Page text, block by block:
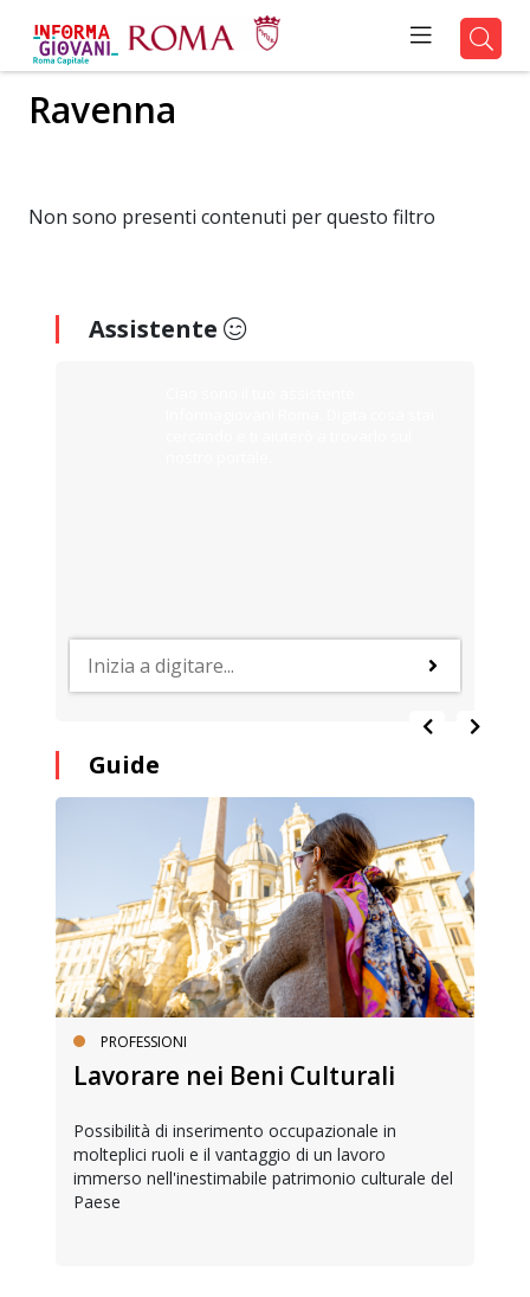
Ravenna
Non sono presenti contenuti per questo filtro
Assistente
Guide
PROFESSIONI
Lavorare nei Beni Culturali
Possibilità di inserimento occupazionale in
molteplici ruoli e il vantaggio di un lavoro
immerso nell'inestimabile patrimonio culturale del
Paese